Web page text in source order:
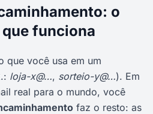
o
funciona
que você usa em um
loja-x@…, sorteio-y@…). Em
real para o mundo, você
faz o resto: as